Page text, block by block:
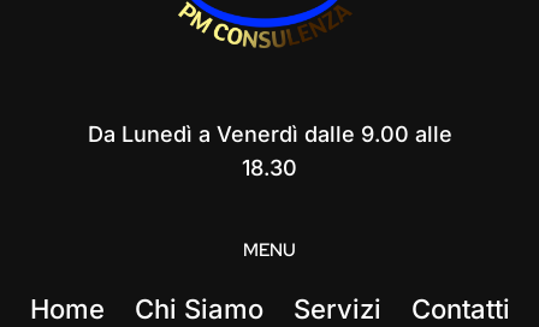
Da Lunedì a Venerdì dalle 9.00 alle
18.30
MENU
Home Chi Siamo Servizi Contatti